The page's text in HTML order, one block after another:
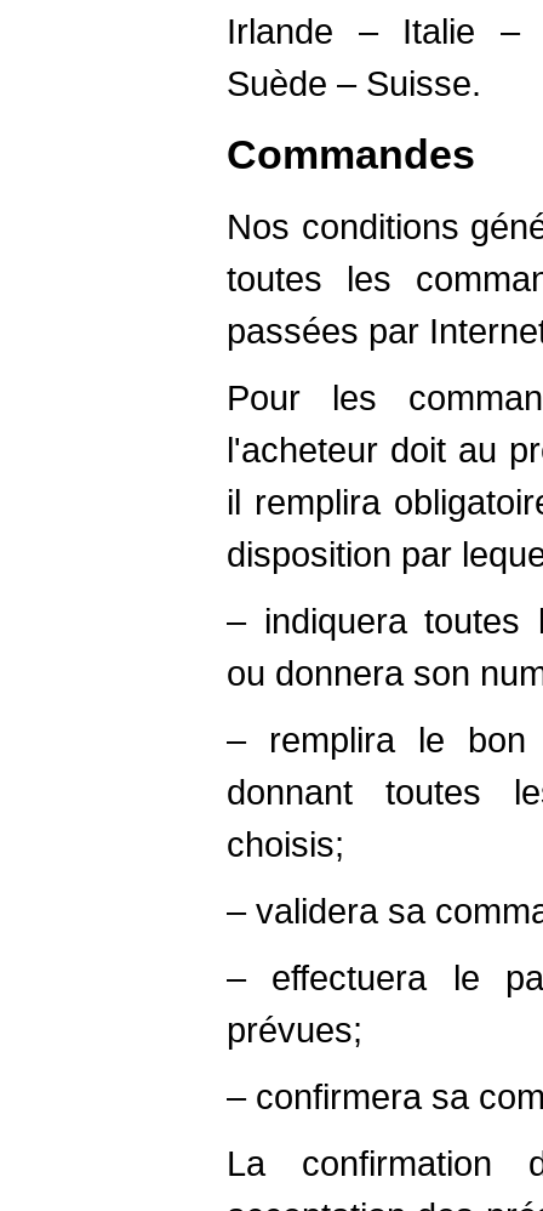
Irlande – Italie –
Suède – Suisse.
Commandes
Nos conditions
toutes les
passées par
Pour les
l'acheteur doit au
il remplira
disposition par
– indiquera toutes
ou donnera son
– remplira le bon
donnant toutes
choisis;
– validera sa
– effectuera le
prévues;
– confirmera sa
La confirmation